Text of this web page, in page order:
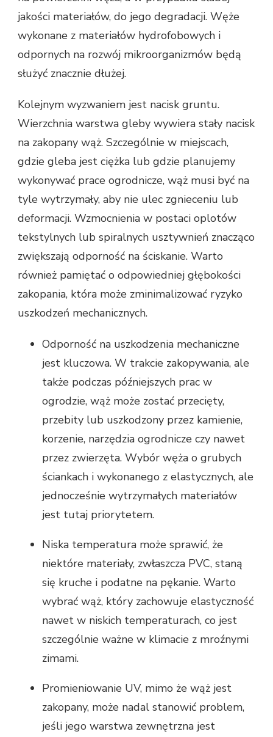
jakości materiałów, do jego degradacji. Węże
wykonane z materiałów hydrofobowych i
odpornych na rozwój mikroorganizmów będą
służyć znacznie dłużej.
Kolejnym wyzwaniem jest nacisk gruntu.
Wierzchnia warstwa gleby wywiera stały nacisk
na zakopany wąż. Szczególnie w miejscach,
gdzie gleba jest ciężka lub gdzie planujemy
wykonywać prace ogrodnicze, wąż musi być na
tyle wytrzymały, aby nie ulec zgnieceniu lub
deformacji. Wzmocnienia w postaci oplotów
tekstylnych lub spiralnych usztywnień znacząco
zwiększają odporność na ściskanie. Warto
również pamiętać o odpowiedniej głębokości
zakopania, która może zminimalizować ryzyko
uszkodzeń mechanicznych.
Odporność na uszkodzenia mechaniczne
jest kluczowa. W trakcie zakopywania, ale
także podczas późniejszych prac w
ogrodzie, wąż może zostać przecięty,
przebity lub uszkodzony przez kamienie,
korzenie, narzędzia ogrodnicze czy nawet
przez zwierzęta. Wybór węża o grubych
ściankach i wykonanego z elastycznych, ale
jednocześnie wytrzymałych materiałów
jest tutaj priorytetem.
Niska temperatura może sprawić, że
niektóre materiały, zwłaszcza PVC, staną
się kruche i podatne na pękanie. Warto
wybrać wąż, który zachowuje elastyczność
nawet w niskich temperaturach, co jest
szczególnie ważne w klimacie z mroźnymi
zimami.
Promieniowanie UV, mimo że wąż jest
zakopany, może nadal stanowić problem,
jeśli jego warstwa zewnętrzna jest